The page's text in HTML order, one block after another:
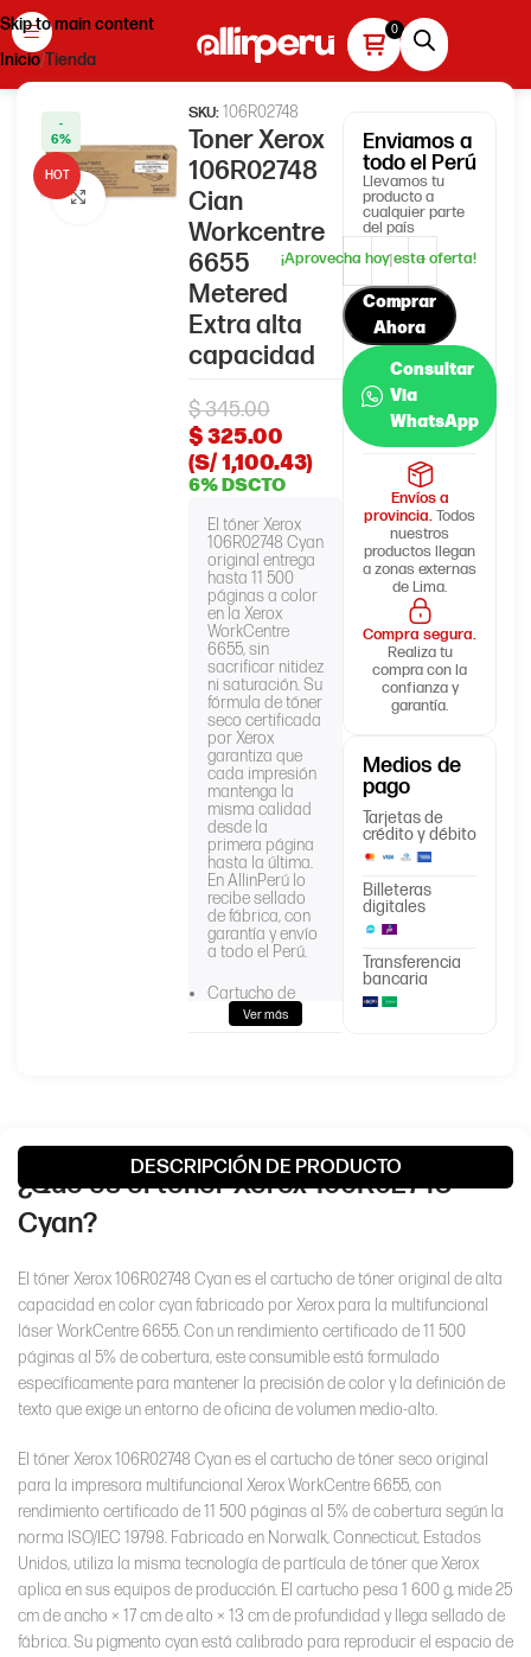
Skip to main content
Inicio Tienda
-
6%
HOT
Haga clic para ampliar
SKU:106R02748
Toner Xerox
106R02748
Cian
Workcentre
6655
Metered
Extra alta
capacidad
$345.00
$325.00
(S/ 1,100.43)
6% DSCTO
El tóner Xerox
106R02748 Cyan
original entrega
hasta 11 500
páginas a color
en la Xerox
WorkCentre
6655, sin
sacrificar nitidez
ni saturación. Su
fórmula de tóner
seco certificada
por Xerox
garantiza que
cada impresión
mantenga la
misma calidad
desde la
primera página
hasta la última.
En AllinPerú lo
recibe sellado
de fábrica, con
garantía y envío
a todo el Perú.
Cartucho de
tóner:
106R02748
Marca: Xerox
Ver más
Enviamos a
todo el Perú
Llevamos tu
producto a
cualquier parte
del país
Comprar
Ahora
Consultar
Via
WhatsApp
Envíos a
provincia.Todos
nuestros
productos llegan
a zonas externas
de Lima.
Compra segura.
Realiza tu
compra con la
confianza y
garantía.
Medios de
pago
Tarjetas de
crédito y débito
Billeteras
digitales
Transferencia
bancaria
DESCRIPCIÓN DE PRODUCTO
¿Qué es el tóner Xerox 106R02748
Cyan?
El tóner Xerox 106R02748 Cyan es el cartucho de tóner original de alta
capacidad en color cyan fabricado por Xerox para la multifuncional
láser WorkCentre 6655. Con un rendimiento certificado de 11 500
páginas al 5% de cobertura, este consumible está formulado
específicamente para mantener la precisión de color y la definición de
texto que exige un entorno de oficina de volumen medio-alto.
El tóner Xerox 106R02748 Cyan es el cartucho de tóner seco original
para la impresora multifuncional Xerox WorkCentre 6655, con
rendimiento certificado de 11 500 páginas al 5% de cobertura según la
norma ISO/IEC 19798. Fabricado en Norwalk, Connecticut, Estados
Unidos, utiliza la misma tecnología de partícula de tóner que Xerox
aplica en sus equipos de producción. El cartucho pesa 1 600 g, mide 25
cm de ancho × 17 cm de alto × 13 cm de profundidad y llega sellado de
fábrica. Su pigmento cyan está calibrado para reproducir el espacio de